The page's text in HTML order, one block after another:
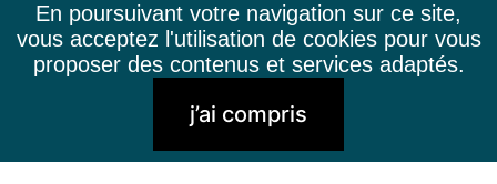
En poursuivant votre navigation sur ce site,
vous acceptez l'utilisation de cookies pour vous
proposer des contenus et services adaptés.
j’ai compris